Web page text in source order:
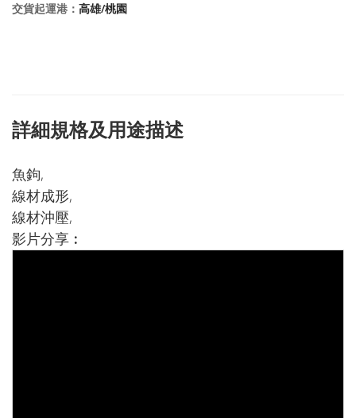
交貨起運港： 高雄/桃園
詳細規格及用途描述
魚鉤,
線材成形,
線材沖壓,
影片分享︰